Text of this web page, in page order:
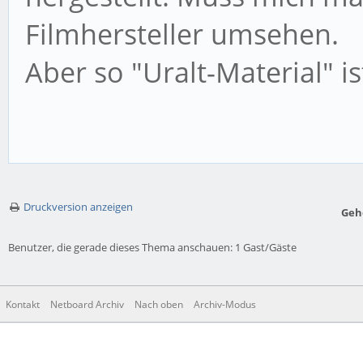
Filmhersteller umsehen.
Aber so "Uralt-Material"
Druckversion anzeigen
Benutzer, die gerade dieses Thema anschauen: 1 Gast/Gäste
Kontakt Netboard Archiv Nach oben Archiv-Modus